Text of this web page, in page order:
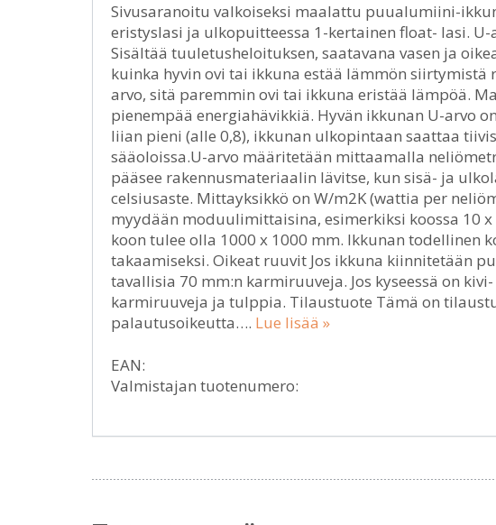
Sivusaranoitu valkoiseksi maalattu puualumiini-
eristyslasi ja ulkopuitteessa 1-kertainen float- lasi. U-
Sisältää tuuletusheloituksen, saatavana vasen ja
kuinka hyvin ovi tai ikkuna estää lämmön siirtymistä
arvo, sitä paremmin ovi tai ikkuna eristää lämpöä.
pienempää energiahävikkiä. Hyvän ikkunan U-arvo
liian pieni (alle 0,8), ikkunan ulkopintaan saattaa
sääoloissa.U-arvo määritetään mittaamalla
pääsee rakennusmateriaalin lävitse, kun sisä- ja
celsiusaste. Mittayksikkö on W/m2K (wattia per
myydään moduulimittaisina, esimerkiksi koossa 10
koon tulee olla 1000 x 1000 mm. Ikkunan todellinen
takaamiseksi. Oikeat ruuvit Jos ikkuna kiinnitetään
tavallisia 70 mm:n karmiruuveja. Jos kyseessä on
karmiruuveja ja tulppia. Tilaustuote Tämä on
palautusoikeutta…. Lue lisää »
EAN:
Valmistajan tuotenumero: